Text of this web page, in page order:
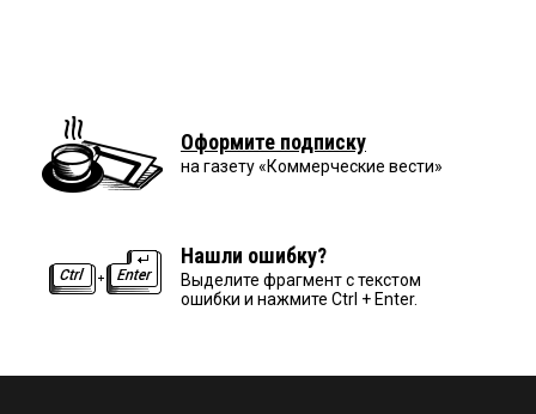
Оформите подписку
на газету «Коммерческие вести»
Нашли ошибку?
Выделите фрагмент с текстом
ошибки и нажмите Ctrl + Enter.